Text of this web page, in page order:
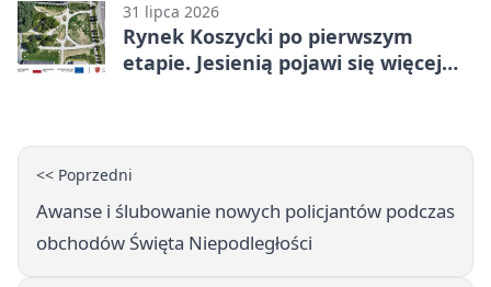
31 lipca 2026
Rynek Koszycki po pierwszym
etapie. Jesienią pojawi się więcej
<< Poprzedni
Awanse i ślubowanie nowych policjantów podczas
obchodów Święta Niepodległości